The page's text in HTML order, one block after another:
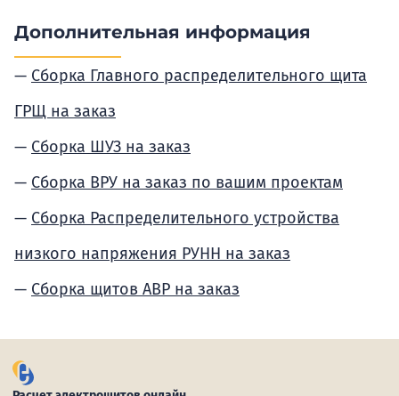
Дополнительная информация
Сборка Главного распределительного щита
ГРЩ на заказ
Сборка ШУЗ на заказ
Сборка ВРУ на заказ по вашим проектам
Сборка Распределительного устройства
низкого напряжения РУНН на заказ
Сборка щитов АВР на заказ